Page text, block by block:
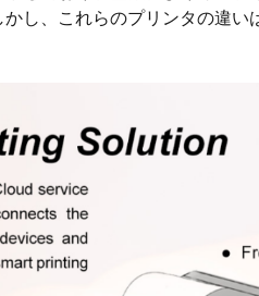
し、これらのプリンタの違